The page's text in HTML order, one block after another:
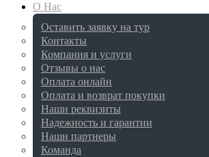
О Нас
Оставить заявку на тур
Контакты
Компания и услуги
Отзывы о нас
Оплата онлайн
Оплата и возврат покупки
Наши реквизиты
Надежность и гарантии
Наши партнеры
Команда